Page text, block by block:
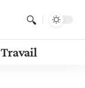
Travail